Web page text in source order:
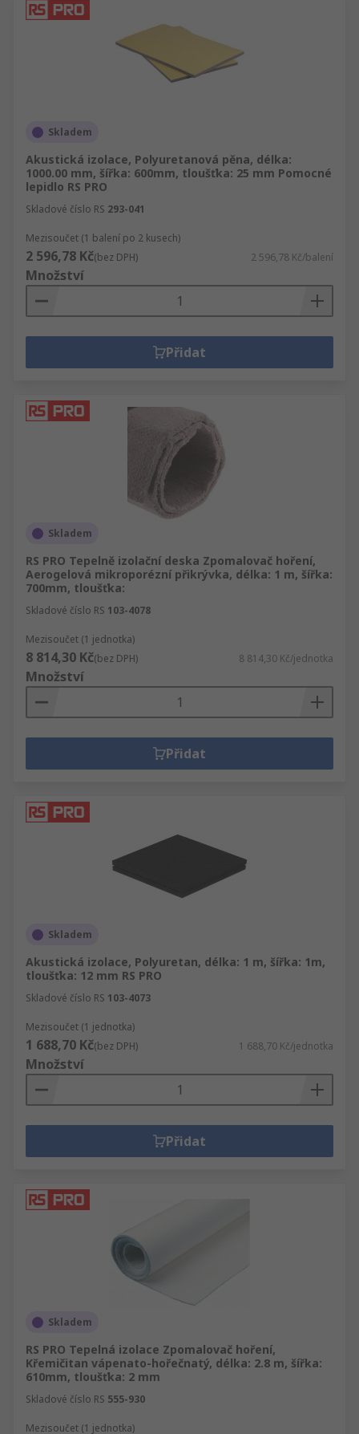
Skladem
Akustická izolace, Polyuretanová pěna, délka:
1000.00 mm, šířka: 600mm, tloušťka: 25 mm Pomocné
lepidlo RS PRO
Skladové číslo RS 293-041
Mezisoučet (1 balení po 2 kusech)
2 596,78 Kč(bez DPH) 2 596,78 Kč/balení
Množství
Přidat
Skladem
RS PRO Tepelně izolační deska Zpomalovač hoření,
Aerogelová mikroporézní přikrývka, délka: 1 m, šířka:
700mm, tloušťka:
Skladové číslo RS 103-4078
Mezisoučet (1 jednotka)
8 814,30 Kč(bez DPH) 8 814,30 Kč/jednotka
Množství
Přidat
Skladem
Akustická izolace, Polyuretan, délka: 1 m, šířka: 1m,
tloušťka: 12 mm RS PRO
Skladové číslo RS 103-4073
Mezisoučet (1 jednotka)
1 688,70 Kč(bez DPH) 1 688,70 Kč/jednotka
Množství
Přidat
Skladem
RS PRO Tepelná izolace Zpomalovač hoření,
Křemičitan vápenato-hořečnatý, délka: 2.8 m, šířka:
610mm, tloušťka: 2 mm
Skladové číslo RS 555-930
Mezisoučet (1 jednotka)